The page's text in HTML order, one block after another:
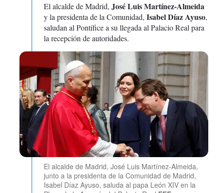
El alcalde de Madrid, José Luis Martínez-Almeida
y la presidenta de la Comunidad, Isabel Díaz Ayuso,
saludan al Pontífice a su llegada al Palacio Real para
la recepción de autoridades.
El alcalde de Madrid, José Luis Martínez-Almeida,
junto a la presidenta de la Comunidad de Madrid,
Isabel Díaz Ayuso, saluda al papa León XIV en la